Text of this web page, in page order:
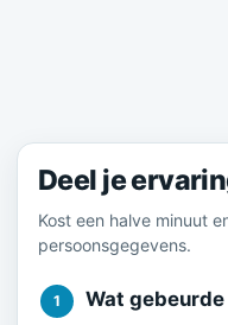
Deel je
Kost een halve minuut
persoonsgegevens.
1 Wat gebeurde